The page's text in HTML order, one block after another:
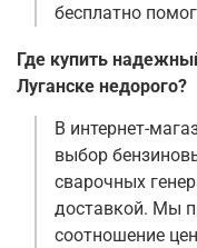
бесплатно
Где купить
Луганске недорого?
В интернет-
выбор
сварочных
доставкой. Мы
соотношение